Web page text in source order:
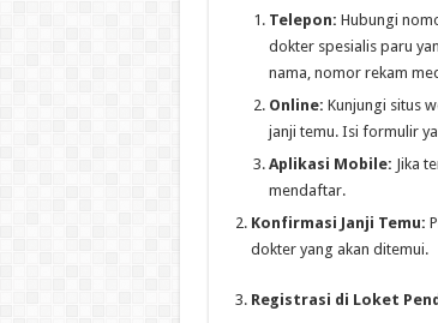
Telepon: Hubungi
dokter spesialis paru
nama, nomor rekam
Online: Kunjungi situs
janji temu. Isi formulir
Aplikasi Mobile: Jika
mendaftar.
Konfirmasi Janji Temu:
dokter yang akan ditemui.
Registrasi di Loket